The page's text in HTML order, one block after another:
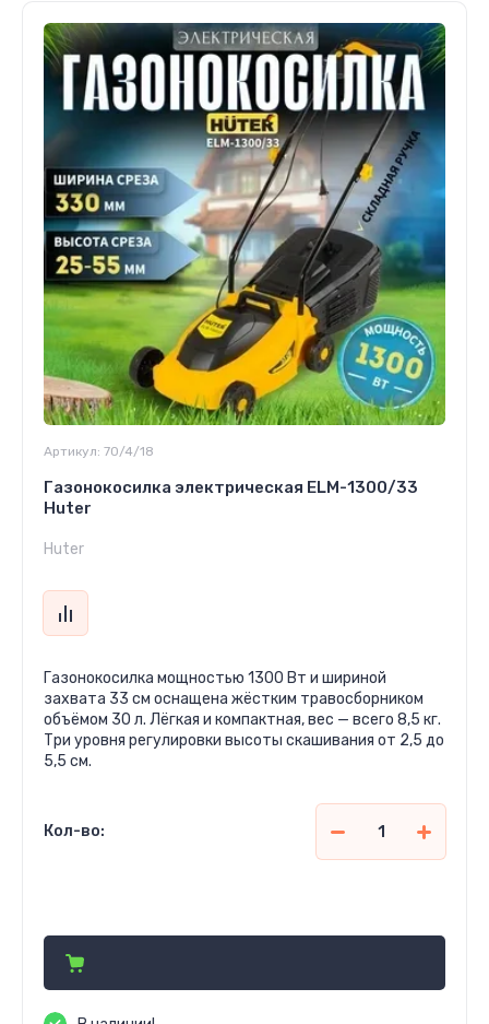
Артикул: 70/4/18
Газонокосилка электрическая ELM-1300/33
Huter
Huter
Газонокосилка мощностью 1300 Вт и шириной
захвата 33 см оснащена жёстким травосборником
объёмом 30 л. Лёгкая и компактная, вес — всего 8,5 кг.
Три уровня регулировки высоты скашивания от 2,5 до
5,5 см.
Кол-во: